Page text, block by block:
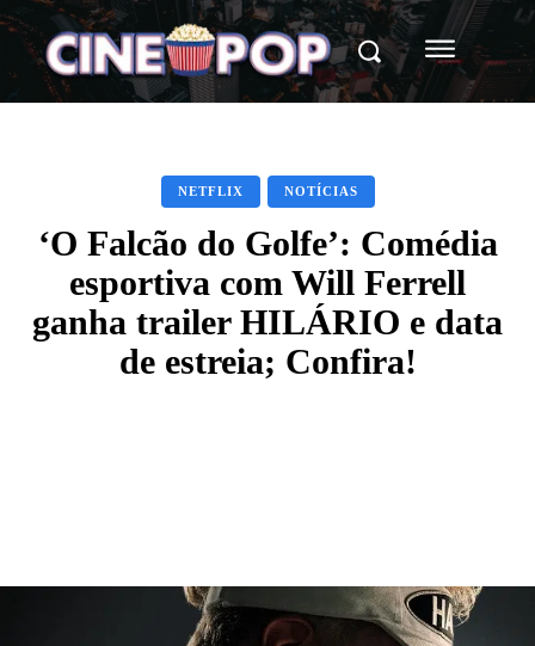
NETFLIX NOTÍCIAS
‘O Falcão do Golfe’: Comédia
esportiva com Will Ferrell
ganha trailer HILÁRIO e data
de estreia; Confira!